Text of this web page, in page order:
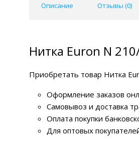
Описание Отзывы (0)
Нитка Euron N
Приобретать товар Нитка
Оформление заказов
Самовывоз и доставка
Оплата покупки
Для оптовых